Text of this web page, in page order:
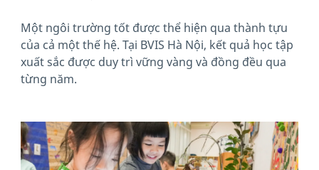
Một ngôi trường tốt được thể hiện qua thành tựu
của cả một thế hệ. Tại BVIS Hà Nội, kết quả học tập
xuất sắc được duy trì vững vàng và đồng đều qua
từng năm.
News image